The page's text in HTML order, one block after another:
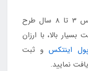
برای خرید عینک شنای کودک اینتکس 3 تا 8 سال طرح
بسیار بالا، با ارزان
پول اینتکس و ثبت
نمایید.